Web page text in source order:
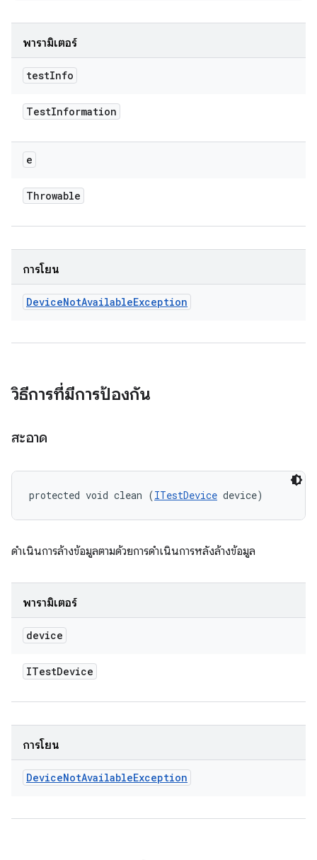
พารามิเตอร์
testInfo
TestInformation
e
Throwable
การโยน
DeviceNotAvailableException
วิธีการที่มีการป้องกัน
สะอาด
protected void clean (ITestDevice device)
ดำเนินการล้างข้อมูลตามด้วยการดำเนินการหลังล้างข้อมูล
พารามิเตอร์
device
ITestDevice
การโยน
DeviceNotAvailableException